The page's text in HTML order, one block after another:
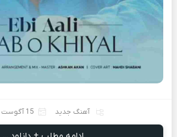
آهنگ جدید 15 آگوست 2024